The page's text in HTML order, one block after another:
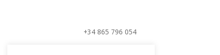
+34 865 796 054